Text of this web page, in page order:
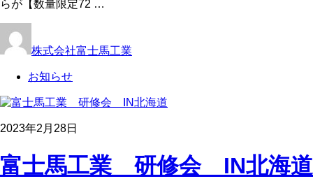
らが【数量限定72 …
株式会社富士馬工業
お知らせ
2023年2月28日
富士馬工業 研修会 IN北海道